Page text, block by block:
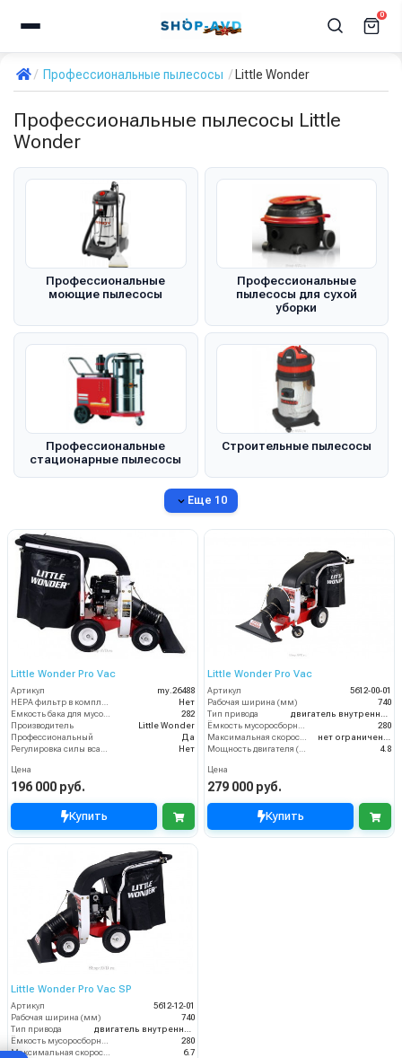
0
Профессиональные пылесосы Little Wonder
Профессиональные пылесосы Little
Wonder
Профессиональные
моющие пылесосы
Профессиональные
пылесосы для сухой
уборки
Профессиональные
стационарные пылесосы
Строительные пылесосы
Еще 10
Little Wonder Pro Vac
Артикул
my.26488
HEPA фильтр в комплекте
Нет
Емкость бака для мусора (л)
282
Производитель
Little Wonder
Профессиональный
Да
Регулировка силы всасывания
Нет
Цена
196 000 руб.
Купить
Little Wonder Pro Vac
Артикул
5612-00-01
Рабочая ширина (мм)
740
Тип привода
двигатель внутреннего сгорания
Ёмкость мусоросборника (л)
280
Максимальная скорость движения (км/ч)
нет ограничений
Мощность двигателя (кВт)
4.8
Цена
279 000 руб.
Купить
Little Wonder Pro Vac SP
Артикул
5612-12-01
Рабочая ширина (мм)
740
Тип привода
280
6.7